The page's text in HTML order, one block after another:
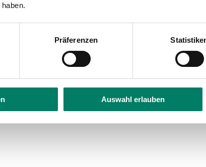
Präferenzen
Auswahl erlauben